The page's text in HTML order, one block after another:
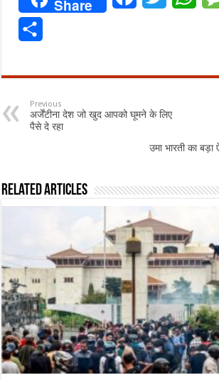
Share
Previous
अर्जेंटीना देश जो खुद आपको घूमने के लिए
पैसे दे रहा
उमा भारती का
Related Articles